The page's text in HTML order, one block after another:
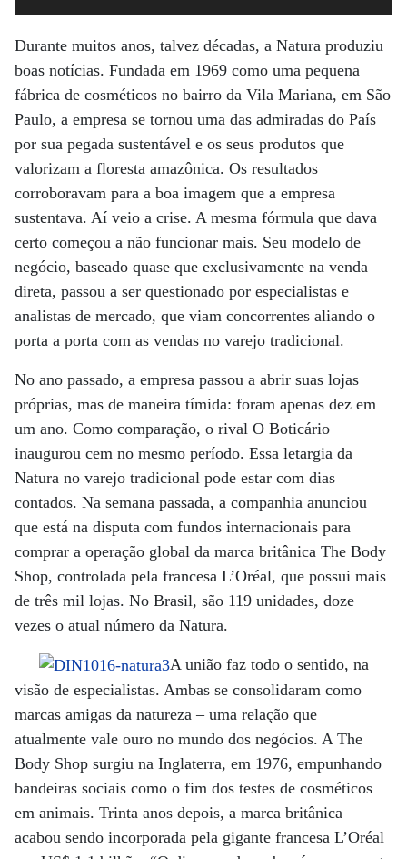
Durante muitos anos, talvez décadas, a Natura produziu
boas notícias. Fundada em 1969 como uma pequena
fábrica de cosméticos no bairro da Vila Mariana, em São
Paulo, a empresa se tornou uma das admiradas do País
por sua pegada sustentável e os seus produtos que
valorizam a floresta amazônica. Os resultados
corroboravam para a boa imagem que a empresa
sustentava. Aí veio a crise. A mesma fórmula que dava
certo começou a não funcionar mais. Seu modelo de
negócio, baseado quase que exclusivamente na venda
direta, passou a ser questionado por especialistas e
analistas de mercado, que viam concorrentes aliando o
porta a porta com as vendas no varejo tradicional.
No ano passado, a empresa passou a abrir suas lojas
próprias, mas de maneira tímida: foram apenas dez em
um ano. Como comparação, o rival O Boticário
inaugurou cem no mesmo período. Essa letargia da
Natura no varejo tradicional pode estar com dias
contados. Na semana passada, a companhia anunciou
que está na disputa com fundos internacionais para
comprar a operação global da marca britânica The Body
Shop, controlada pela francesa L’Oréal, que possui mais
de três mil lojas. No Brasil, são 119 unidades, doze
vezes o atual número da Natura.
A união faz todo o sentido, na
visão de especialistas. Ambas se consolidaram como
marcas amigas da natureza – uma relação que
atualmente vale ouro no mundo dos negócios. A The
Body Shop surgiu na Inglaterra, em 1976, empunhando
bandeiras sociais como o fim dos testes de cosméticos
em animais. Trinta anos depois, a marca britânica
acabou sendo incorporada pela gigante francesa L’Oréal